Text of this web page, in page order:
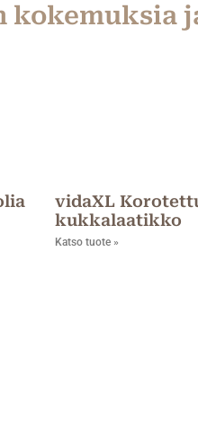
kokemuksia
vidaXL
kukkalaatikko
Katso tuote »